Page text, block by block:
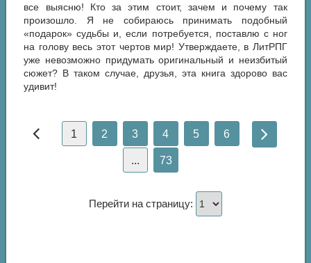
все выясню! Кто за этим стоит, зачем и почему так
произошло. Я не собираюсь принимать подобный
«подарок» судьбы и, если потребуется, поставлю с ног
на голову весь этот чертов мир! Утверждаете, в ЛитРПГ
уже невозможно придумать оригинальный и неизбитый
сюжет? В таком случае, друзья, эта книга здорово вас
удивит!
1 2 3 4 5 6
... 73
Перейти на страницу: